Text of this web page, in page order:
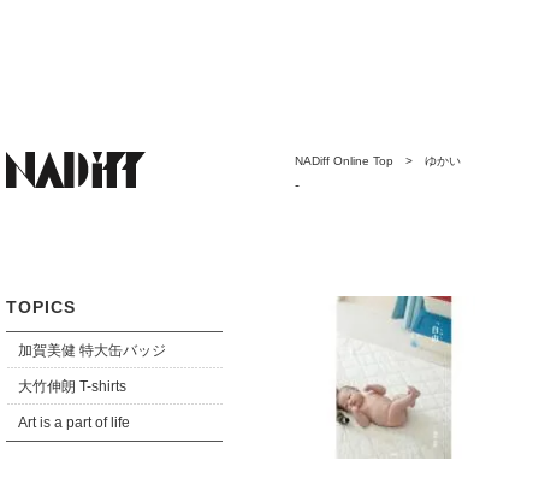
TOPICS
加賀美健 特大缶バッジ
大竹伸朗 T-shirts
Art is a part of life
NADiff Online Top > ゆかい
-